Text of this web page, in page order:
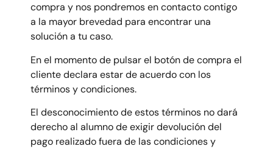
compra y nos pondremos en contacto contigo
a la mayor brevedad para encontrar una
solución a tu caso.
En el momento de pulsar el botón de compra el
cliente declara estar de acuerdo con los
términos y condiciones.
El desconocimiento de estos términos no dará
derecho al alumno de exigir devolución del
pago realizado fuera de las condiciones y